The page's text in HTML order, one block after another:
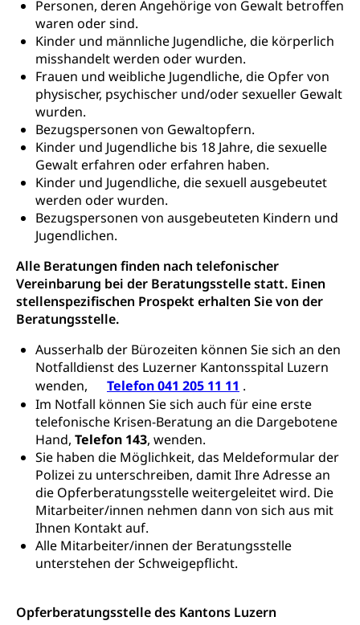
Personen, deren Angehörige von Gewalt betroffen
waren oder sind.
Kinder und männliche Jugendliche, die körperlich
misshandelt werden oder wurden.
Frauen und weibliche Jugendliche, die Opfer von
physischer, psychischer und/oder sexueller Gewalt
wurden.
Bezugspersonen von Gewaltopfern.
Kinder und Jugendliche bis 18 Jahre, die sexuelle
Gewalt erfahren oder erfahren haben.
Kinder und Jugendliche, die sexuell ausgebeutet
werden oder wurden.
Bezugspersonen von ausgebeuteten Kindern und
Jugendlichen.
Alle Beratungen finden nach telefonischer
Vereinbarung bei der Beratungsstelle statt. Einen
stellenspezifischen Prospekt erhalten Sie von der
Beratungsstelle.
Ausserhalb der Bürozeiten können Sie sich an den
Notfalldienst des Luzerner Kantonsspital Luzern
wenden,
Telefon 041 205 11 11 .
Im Notfall können Sie sich auch für eine erste
telefonische Krisen-Beratung an die Dargebotene
Hand, Telefon 143, wenden.
Sie haben die Möglichkeit, das Meldeformular der
Polizei zu unterschreiben, damit Ihre Adresse an
die Opferberatungsstelle weitergeleitet wird. Die
Mitarbeiter/innen nehmen dann von sich aus mit
Ihnen Kontakt auf.
Alle Mitarbeiter/innen der Beratungsstelle
unterstehen der Schweigepflicht.
Opferberatungsstelle des Kantons Luzern
Kantonales Tabakpräventionsprogramm
Gesundheitsförderung
Prävention (Polizei)
Gesundheitsversorgung
Soziale Sicherheit
Sozialversicherungen, Sozialpolitik,
Arbeitslosenversicherung,
Mutterschaftsversicherung, Krankenversicherung,
Unfallversicherung, Invalidenversicherung,
Sozialhilfe
Kranken- und Unfallversicherung
(gruezi.lu.ch)
Krankenversicherung (WAS Luzern)
Existenzsicherung - Sozialhilfe
Soziales und Gesellschaft (Dienststelle)
Arbeitslosenversicherung (WAS Luzern)
Invalidenversicherung (WAS Luzern)
Sucht und Drogen
Drogenabhängigkeit, Drogensucht,
Medikamentenabhängigkeit,
Arzneimittelabhängigkeit, Suchtkrankheit,
Drogenabhängige, Drogensüchtige,
Betäubungsmittel, Suchtmittel, Psychopharmaka
Drogen (Polizei)
Sucht
Gesundheitsversorgung, Spital, Pflegeinitiative,
Ambulant vor stationär, AVOS, Patientendossier
Gesundheitsversorgung
AHV / IV
Altersrente, Invalidenrente, Witwenrente,
Sozialversicherung, Vorsorgeeinrichtung,
Pensionskasse, erste Säule, zweite Säule, dritte
Säule, Hilflosenentschädigung,
Ergänzungsleistungen, Altersvorsorge,
Todesfallversicherung
Hilfslosenentschädigung (WAS Luzern)
AHV-Hinterlassenenrente (WAS Luzern)
AHV-Beiträge (WAS Luzern)
Informationsstelle AHV/IV
Ergänzungsleistungen (EL) (WAS Luzern)
Behinderung
Körperbehinderung, körperliche Behinderung,
geistige Behinderung, psychische Behinderung,
Erwerbsunfähigkeit, Behinderte
Inklusion im Sport